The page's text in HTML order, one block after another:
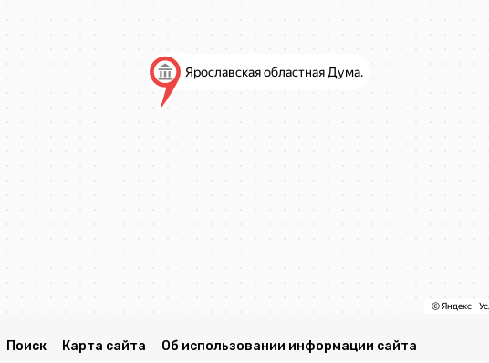
Поиск Карта сайта Об использовании информации сайта